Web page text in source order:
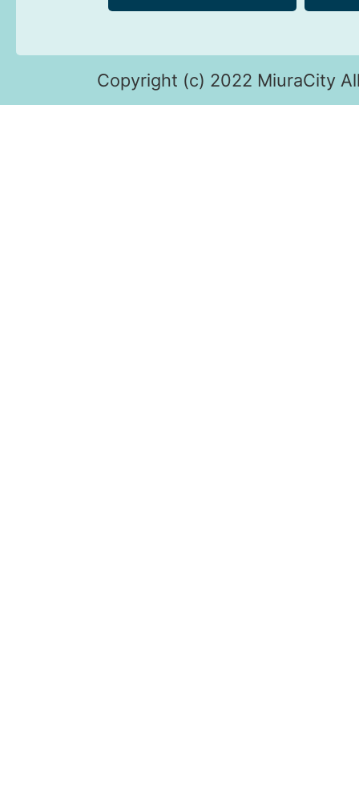
Copyright (c) 2022 MiuraCity